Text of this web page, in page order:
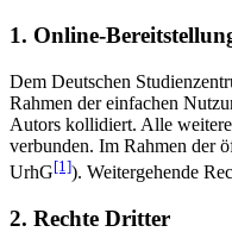
1. Online-
Dem Deutschen
Rahmen der einfachen
Autors kollidiert. Alle
verbunden. Im Rahmen der
UrhG[1]). Weitergehende
2. Rechte Dritter